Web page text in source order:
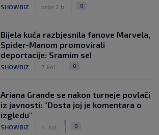
SHOWBIZ prije 2 h 0
Bijela kuća razbjesnila fanove Marvela,
Spider-Manom promovirali
deportacije: Sramim se!
SHOWBIZ 7. kol. 0
Ariana Grande se nakon turneje povlači
iz javnosti: "Dosta joj je komentara o
izgledu"
SHOWBIZ 4. kol. 0